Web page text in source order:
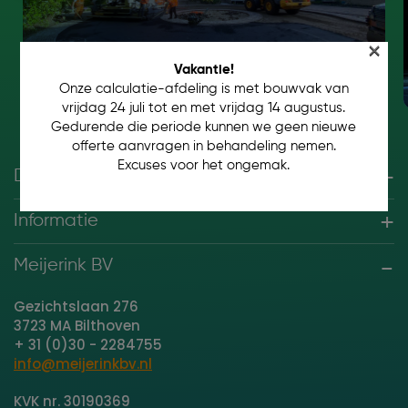
Diensten
Informatie
Meijerink BV
Gezichtslaan 276
3723 MA Bilthoven
+ 31 (0)30 - 2284755
info@meijerinkbv.nl
KVK nr. 30190369
Vakantie!
Onze calculatie-afdeling is met bouwvak van
vrijdag 24 juli tot en met vrijdag 14 augustus.
Gedurende die periode kunnen we geen nieuwe
offerte aanvragen in behandeling nemen.
Excuses voor het ongemak.
×